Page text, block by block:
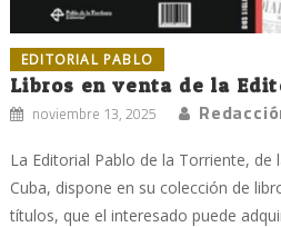
EDITORIAL PABLO
Libros en venta de la
noviembre 13, 2025
La Editorial Pablo de la Torriente, de
Cuba, dispone en su colección de
títulos, que el interesado puede